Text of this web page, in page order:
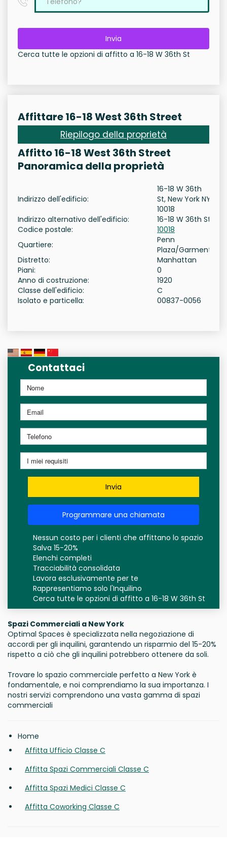
Invia
Cerca tutte le opzioni di affitto a 16-18 W 36th St
Affittare 16-18 West 36th Street
Riepilogo della proprietà
Affitto 16-18 West 36th Street
Panoramica della proprietà
Indirizzo dell'edificio:
16-18 W 36th
St, New York NY
10018
Indirizzo alternativo dell'edificio:
16-18 W 36th St
Codice postale:
10018
Quartiere:
Penn
Plaza/Garment
Distretto:
Manhattan
Piani:
0
Anno di costruzione:
1920
Classe dell'edificio:
C
Isolato e particella:
00837-0056
Contattaci
Invia
Programmare una chiamata
Nessun costo per i clienti che affittano lo spazio
Salva 15-20%
Elenchi completi
Tracciabilità consolidata
Lavora esclusivamente per te
Rappresentiamo solo l'Inquilino
Cerca tutte le opzioni di affitto a 16-18 W 36th St
Spazi Commerciali a New York
Optimal Spaces è specializzata nella negoziazione di
accordi per gli inquilini, garantendo un risparmio del 15-20%
rispetto a ciò che gli inquilini potrebbero ottenere da soli.
Trovare lo spazio commerciale perfetto a New York è
fondamentale, e noi comprendiamo la sua importanza. I
nostri servizi comprendono una vasta gamma di spazi
commerciali
Home
Affitta Ufficio Classe C
Affitta Spazi Commerciali Classe C
Affitta Spazi Medici Classe C
Affitta Coworking Classe C